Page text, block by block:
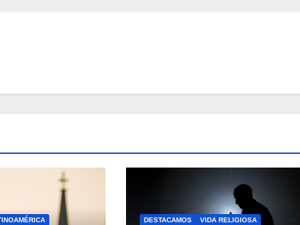
DESTACAMOS VIDA RELIGIOSA